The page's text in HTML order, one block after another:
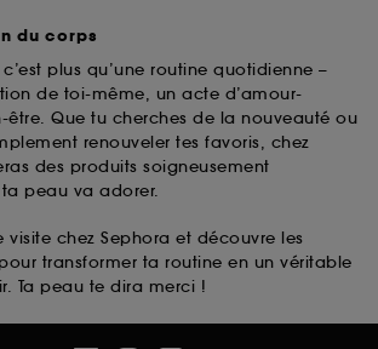
du corps
plus qu’une routine quotidienne –
de toi-même, un acte d’amour-
être. Que tu cherches de la nouveauté ou
renouveler tes favoris, chez
des produits soigneusement
peau va adorer.
visite chez Sephora et découvre les
transformer ta routine en un véritable
Ta peau te dira merci !